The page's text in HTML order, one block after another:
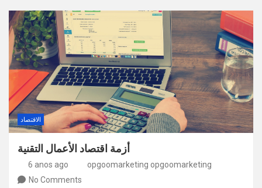
الاقتصاد
أزمة اقتصاد الأعمال التقنية
6 anos ago
opgoomarketing opgoomarketing
No Comments